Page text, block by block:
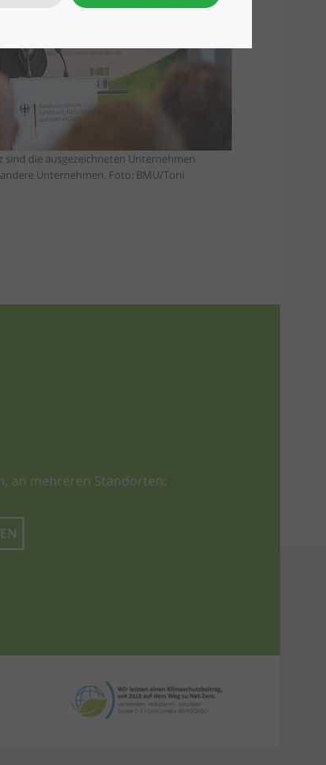
die ausgezeichneten Unternehmen
Unternehmen. Foto: BMU/Toni
an mehreren Standorten: